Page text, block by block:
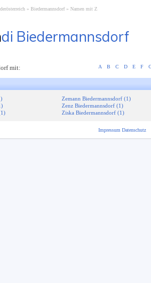
Biedermannsdorf Namen mit Z
di Biedermannsdorf
mit: A B C D E F
Zemann Biedermannsdorf (1)
Zenz Biedermannsdorf (1)
Ziska Biedermannsdorf (1)
Impressum Datenschutz